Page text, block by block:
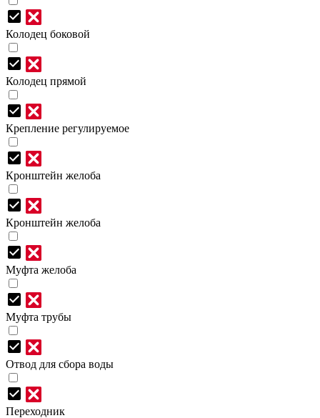
Колодец боковой
Колодец прямой
Крепление регулируемое
Кронштейн желоба
Кронштейн желоба
Муфта желоба
Муфта трубы
Отвод для сбора воды
Переходник